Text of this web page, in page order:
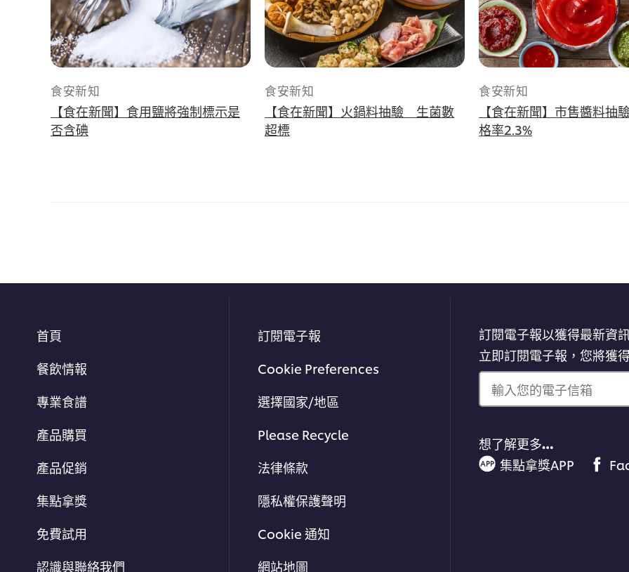
食安新知
【食在新聞】食用鹽將強制標示是
否含碘
食安新知
【食在新聞】火鍋料抽驗 生菌數
超標
食安新知
【食在新聞】市售醬料
格率2.3%
首頁
餐飲情報
專業食譜
產品購買
產品促銷
集點拿獎
免費試用
認識與聯絡我們
訂閱電子報
Cookie Preferences
選擇國家/地區
Please Recycle
法律條款
隱私權保護聲明
Cookie 通知
網站地圖
訂閱電子報以獲得最新資
立即訂閱電子報，您將獲
輸入您的電子信箱
想了解更多…
集點拿獎APP